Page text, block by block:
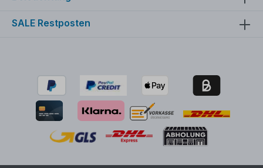
SALE Restposten